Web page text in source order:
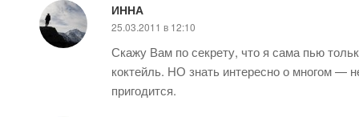
ИННА
25.03.2011 в 12:10
Скажу Вам по секрету, что я сама пью
коктейль. НО знать интересно о многом —
пригодится.